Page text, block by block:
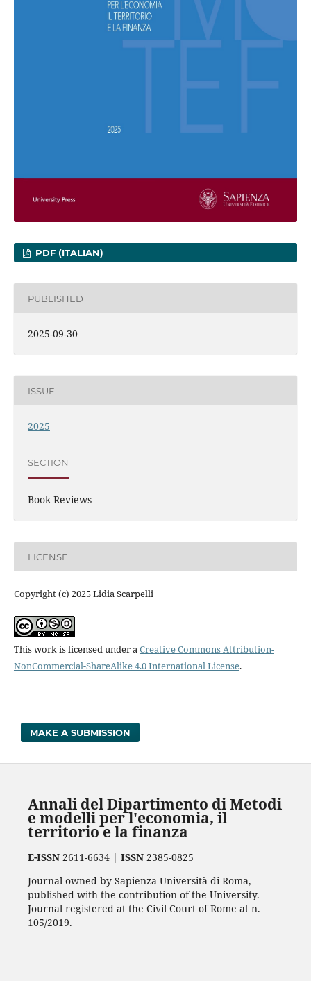
PDF (ITALIAN)
PUBLISHED
2025-09-30
ISSUE
2025
SECTION
Book Reviews
LICENSE
Copyright (c) 2025 Lidia Scarpelli
This work is licensed under aCreative Commons Attribution-
NonCommercial-ShareAlike 4.0 International License.
MAKE A SUBMISSION
Annali del Dipartimento di Metodi
e modelli per l'economia, il
territorio e la finanza
E-ISSN2611-6634 | ISSN2385-0825
Journal owned by Sapienza Università di Roma,
published with the contribution of the University.
Journal registered at the Civil Court of Rome at n.
105/2019.